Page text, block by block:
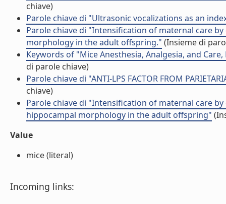
chiave)
Parole chiave di "Ultrasonic vocalizations as an
Parole chiave di "Intensification of maternal care
morphology in the adult offspring." (Insieme di
Keywords of "Mice Anesthesia, Analgesia, and
di parole chiave)
Parole chiave di "ANTI-LPS FACTOR FROM
chiave)
Parole chiave di "Intensification of maternal care
hippocampal morphology in the adult offspring"
Value
mice (literal)
Incoming links: